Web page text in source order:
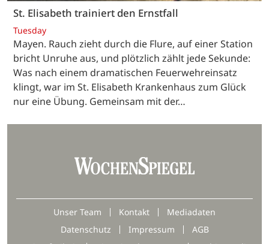
St. Elisabeth trainiert den Ernstfall
Tuesday
Mayen. Rauch zieht durch die Flure, auf einer Station
bricht Unruhe aus, und plötzlich zählt jede Sekunde:
Was nach einem dramatischen Feuerwehreinsatz
klingt, war im St. Elisabeth Krankenhaus zum Glück
nur eine Übung. Gemeinsam mit der…
Unser Team Kontakt
Mediadaten
Datenschutz
Impressum
AGB